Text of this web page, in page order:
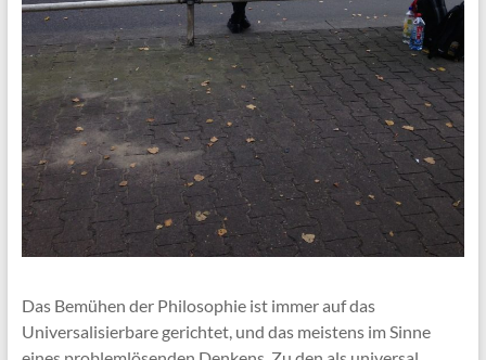
Das Bemühen der Philosophie ist immer auf das
Universalisierbare gerichtet, und das meistens im Sinne